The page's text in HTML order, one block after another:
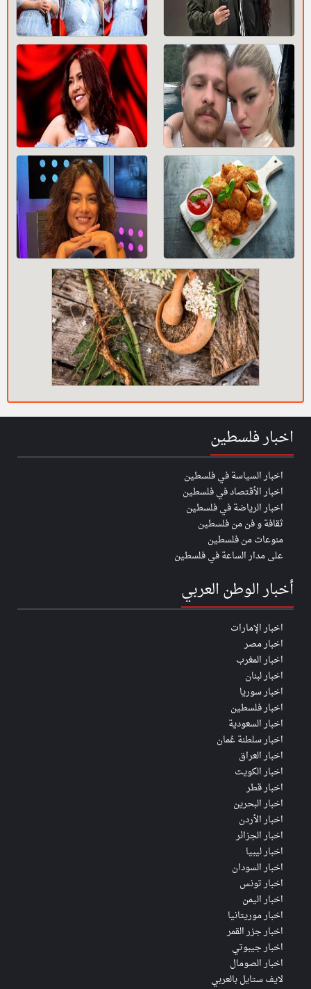
اخبار فلسطين
اخبار السياسة في فلسطين
اخبار الأقتصاد في فلسطين
اخبار الرياضة في فلسطين
ثقافة و فن من فلسطين
منوعات من فلسطين
على مدار الساعة في فلسطين
أخبار الوطن العربي
اخبار الإمارات
اخبار مصر
اخبار المغرب
اخبار لبنان
اخبار سوريا
اخبار فلسطين
اخبار السعودية
اخبار سلطنة عُمان
اخبار العراق
اخبار الكويت
اخبار قطر
اخبار البحرين
اخبار الأردن
اخبار الجزائر
اخبار ليبيا
اخبار السودان
اخبار تونس
اخبار اليمن
اخبار موريتانيا
اخبار جزر القمر
اخبار جيبوتي
اخبار الصومال
لايف ستايل بالعربي